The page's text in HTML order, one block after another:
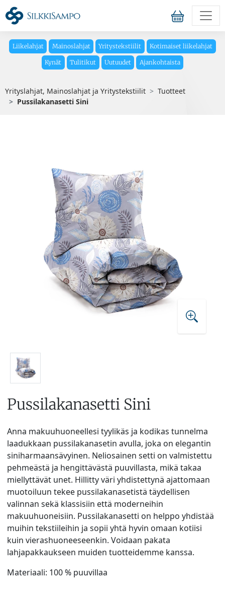
Liikelahjat Mainoslahjat Yritystekstiilit Kotimaiset liikelahjat
Kynät Tulitikut Uutuudet Ajankohtaista
Yrityslahjat, Mainoslahjat ja Yritystekstiilit
Tuotteet
Pussilakanasetti Sini
Pussilakanasetti Sini
Anna makuuhuoneellesi tyylikäs ja kodikas tunnelma
laadukkaan pussilakanasetin avulla, joka on elegantin
siniharmaansävyinen. Neliosainen setti on valmistettu
pehmeästä ja hengittävästä puuvillasta, mikä takaa
miellyttävät unet. Hillitty väri yhdistettynä ajattomaan
muotoiluun tekee pussilakanasetistä täydellisen
valinnan sekä klassisiin että moderneihin
makuuhuoneisiin. Pussilakanasetti on helppo yhdistää
muihin tekstiileihin ja sopii yhtä hyvin omaan kotiisi
kuin vierashuoneeseenkin. Voidaan pakata
lahjapakkaukseen muiden tuotteidemme kanssa.
Materiaali: 100 % puuvillaa